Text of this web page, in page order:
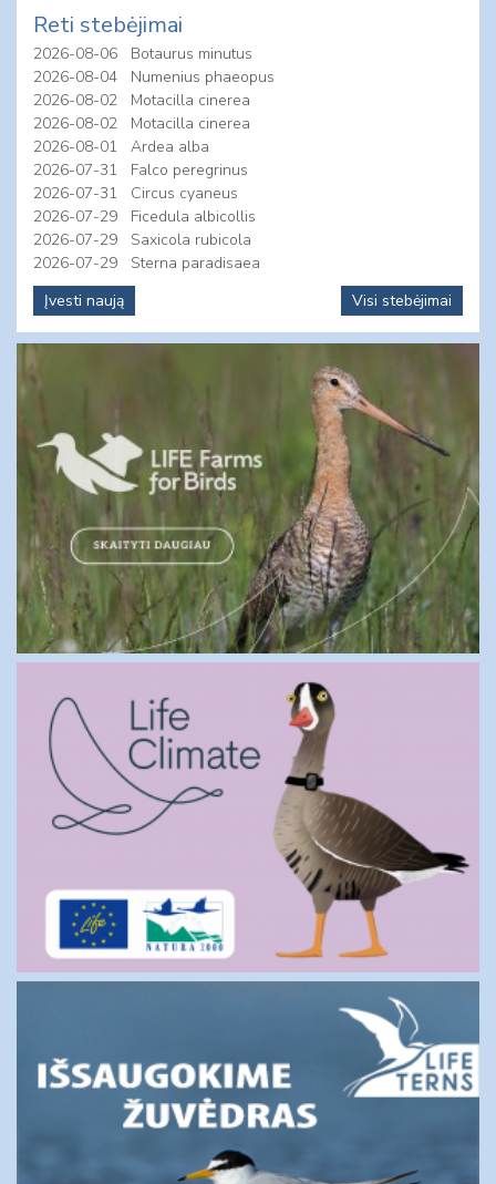
Reti stebėjimai
2026-08-06
Botaurus minutus
2026-08-04
Numenius phaeopus
2026-08-02
Motacilla cinerea
2026-08-02
Motacilla cinerea
2026-08-01
Ardea alba
2026-07-31
Falco peregrinus
2026-07-31
Circus cyaneus
2026-07-29
Ficedula albicollis
2026-07-29
Saxicola rubicola
2026-07-29
Sterna paradisaea
Įvesti naują
Visi stebėjimai